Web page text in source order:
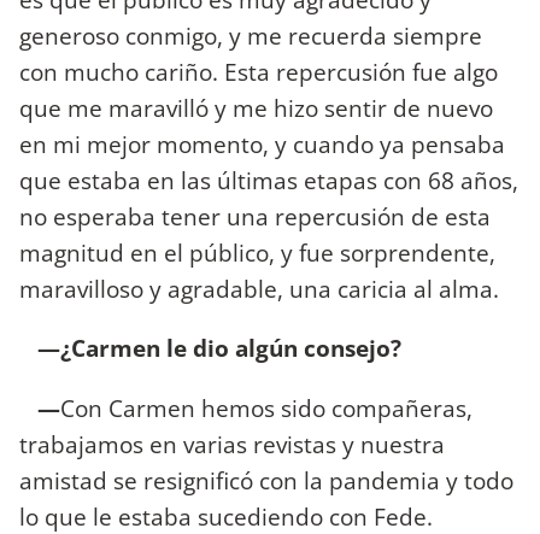
generoso conmigo, y me recuerda siempre
con mucho cariño. Esta repercusión fue algo
que me maravilló y me hizo sentir de nuevo
en mi mejor momento, y cuando ya pensaba
que estaba en las últimas etapas con 68 años,
no esperaba tener una repercusión de esta
magnitud en el público, y fue sorprendente,
maravilloso y agradable, una caricia al alma.
—¿Carmen le dio algún consejo?
—Con Carmen hemos sido compañeras,
trabajamos en varias revistas y nuestra
amistad se resignificó con la pandemia y todo
lo que le estaba sucediendo con Fede.